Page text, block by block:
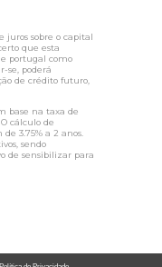
juros sobre o capital
que esta
portugal como
se, poderá
de crédito futuro,
base na taxa de
cálculo de
3.75% a 2 anos.
sendo
de sensibilizar para